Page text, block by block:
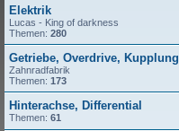
Elektrik
Lucas - King of darkness
Themen: 280
Getriebe, Overdrive, Kupplung
Zahnradfabrik
Themen: 173
Hinterachse, Differential
Themen: 61